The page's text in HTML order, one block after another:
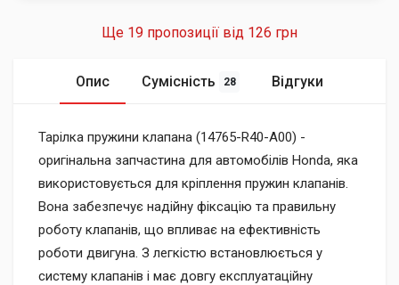
Ще 19 пропозиції від 126 грн
Опис Сумісність 28 Відгуки
Тарілка пружини клапана (14765-R40-A00) -
оригінальна запчастина для автомобілів Honda, яка
використовується для кріплення пружин клапанів.
Вона забезпечує надійну фіксацію та правильну
роботу клапанів, що впливає на ефективність
роботи двигуна. З легкістю встановлюється у
систему клапанів і має довгу експлуатаційну